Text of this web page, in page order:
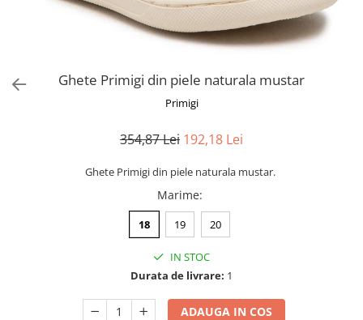
Ghete Primigi din piele naturala mustar
Primigi
354,87 Lei 192,18 Lei
Ghete Primigi din piele naturala mustar.
Marime:
18 19 20
IN STOC
Durata de livrare: 1
ADAUGA IN COS